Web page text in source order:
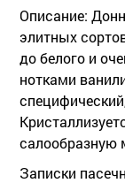
Описание:
элитных
до белого и
нотками
салообразную
Записки